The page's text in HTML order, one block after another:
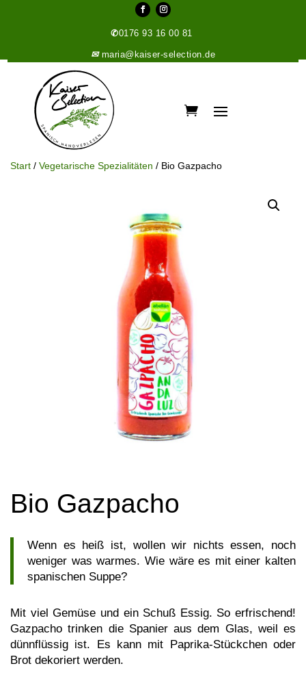
✆0176 93 16 00 81
✉ maria@kaiser-selection.de
Start / Vegetarische Spezialitäten / Bio Gazpacho
Bio Gazpacho
Wenn es heiß ist, wollen wir nichts essen, noch
weniger was warmes. Wie wäre es mit einer kalten
spanischen Suppe?
Mit viel Gemüse und ein Schuß Essig. So erfrischend!
Gazpacho trinken die Spanier aus dem Glas, weil es
dünnflüssig ist. Es kann mit Paprika-Stückchen oder
Brot dekoriert werden.